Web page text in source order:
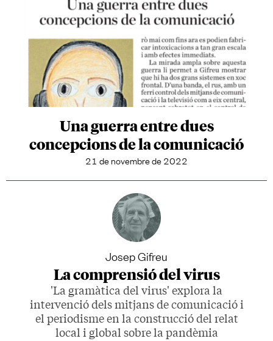
Una guerra entre dues
concepcions de la comunicació
21 de novembre de 2022
Josep Gifreu
La comprensió del virus
'La gramàtica del virus' explora la
intervenció dels mitjans de comunicació i
el periodisme en la construcció del relat
local i global sobre la pandèmia